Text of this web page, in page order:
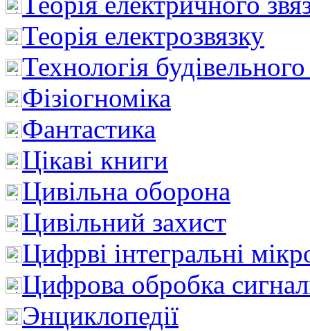
Теорія електрозвязку
Технологія
Фізіогноміка
Фантастика
Цікаві книги
Цивільна оборона
Цивільний захист
Цифрві інтегральні
Цифрова обробка
Энциклопедії